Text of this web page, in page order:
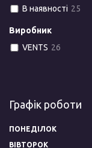
В наявності 25
Виробник
VENTS 26
Графік роботи
ПОНЕДІЛОК
ВІВТОРОК